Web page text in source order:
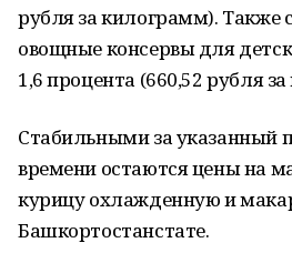
рубля за килограмм). Также
овощные консервы для
1,6 процента (660,52 рубля
Стабильными за указанный
времени остаются цены на
курицу охлажденную и
Башкортостанстате.